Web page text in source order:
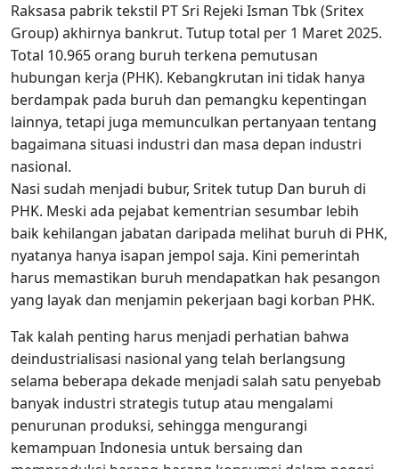
Raksasa pabrik tekstil PT Sri Rejeki Isman Tbk (Sritex
Group) akhirnya bankrut. Tutup total per 1 Maret 2025.
Total 10.965 orang buruh terkena pemutusan
hubungan kerja (PHK). Kebangkrutan ini tidak hanya
berdampak pada buruh dan pemangku kepentingan
lainnya, tetapi juga memunculkan pertanyaan tentang
bagaimana situasi industri dan masa depan industri
nasional.
Nasi sudah menjadi bubur, Sritek tutup Dan buruh di
PHK. Meski ada pejabat kementrian sesumbar lebih
baik kehilangan jabatan daripada melihat buruh di PHK,
nyatanya hanya isapan jempol saja. Kini pemerintah
harus memastikan buruh mendapatkan hak pesangon
yang layak dan menjamin pekerjaan bagi korban PHK.
Tak kalah penting harus menjadi perhatian bahwa
deindustrialisasi nasional yang telah berlangsung
selama beberapa dekade menjadi salah satu penyebab
banyak industri strategis tutup atau mengalami
penurunan produksi, sehingga mengurangi
kemampuan Indonesia untuk bersaing dan